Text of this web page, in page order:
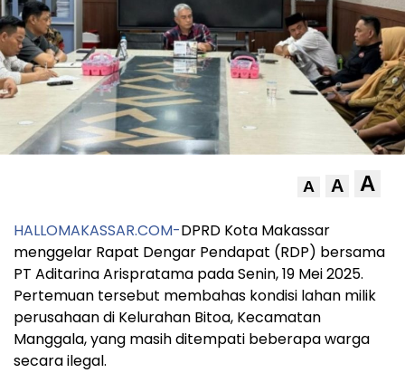
A A A
HALLOMAKASSAR.COM-DPRD Kota Makassar
menggelar Rapat Dengar Pendapat (RDP) bersama
PT Aditarina Arispratama pada Senin, 19 Mei 2025.
Pertemuan tersebut membahas kondisi lahan milik
perusahaan di Kelurahan Bitoa, Kecamatan
Manggala, yang masih ditempati beberapa warga
secara ilegal.